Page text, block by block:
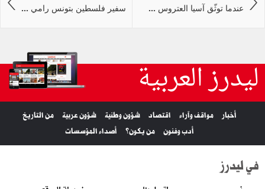
سفير فلسطين بتونس رامي ... عندما توثّق آسيا العتروس ...
ليدرز العربية
أخبار مواقف وآراء اقتصاد شؤون وطنية شؤون عربية
من التاريخ
أدب وفنون
من يكون؟ أصداء المؤسسات
في ليدرز